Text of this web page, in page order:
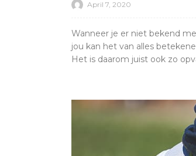
April 7, 2020
Wanneer je er niet bekend
jou kan het van alles
Het is daarom juist ook zo